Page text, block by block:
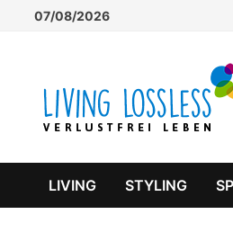
07/08/2026
LIVING STYLING